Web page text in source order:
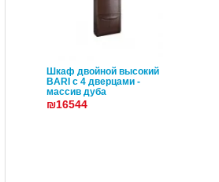
Шкаф двойной высокий
BARI с 4 дверцами -
массив дуба
₪16544